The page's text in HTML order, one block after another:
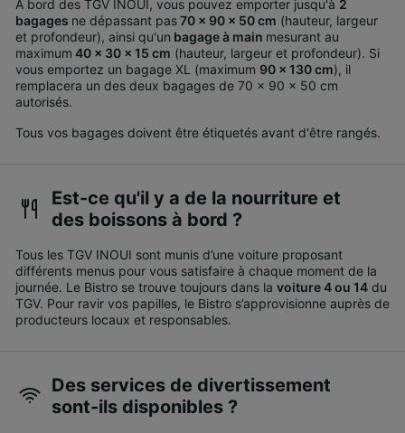
À bord des TGV INOUI, vous pouvez emporter jusqu'à 2
bagages ne dépassant pas70 x 90 x 50 cm (hauteur, largeur
et profondeur), ainsi qu'un bagage à main mesurant au
maximum 40 x 30 x 15 cm (hauteur, largeur et profondeur). Si
vous emportez un bagage XL (maximum 90 x 130 cm), il
remplacera un des deux bagages de 70 x 90 x 50 cm
autorisés.
Tous vos bagages doivent être étiquetés avant d'être rangés.
Est-ce qu'il y a de la nourriture et
des boissons à bord ?
Tous les TGV INOUI sont munis d’une voiture proposant
différents menus pour vous satisfaire à chaque moment de la
journée. Le Bistro se trouve toujours dans la voiture 4 ou 14 du
TGV. Pour ravir vos papilles, le Bistro s’approvisionne auprès de
producteurs locaux et responsables.
Des services de divertissement
sont-ils disponibles ?